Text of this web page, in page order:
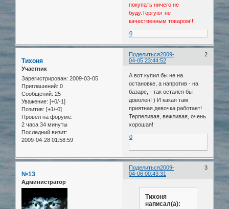
покупать ничего не
буду.Торгуют не
качественным товаром!!!
0
Поделиться 2
2009-
04-05 23:44:52
Тихоня
Участник
Зарегистрирован: 2009-03-05
Приглашений: 0
Сообщений: 25
Уважение: [+0/-1]
Позитив: [+1/-0]
Провел на форуме:
2 часа 34 минуты
Последний визит:
2009-04-28 01:58:59
А вот купил бы не на
остановке, а напротив - на
базаре, - так остался бы
доволен! ) И какая там
приятная девочка работает!
Терпеливая, вежливая, очень
хорошая!
0
Поделиться 3
2009-
04-06 00:43:31
№13
Администратор
Тихоня
написал(а):